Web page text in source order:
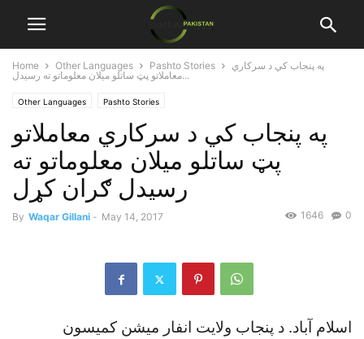
Home Other Languages Pashto Stories
په پنجاب کي د سرکاري
معاملاتو پټ ساتلو ميلان معلوماتو ته رسيدل...
Other Languages Pashto Stories
په پنجاب کي د سرکاري معاملاتو
پټ ساتلو ميلان معلوماتو ته
رسيدل ګران کړل
By Waqar Gillani - May 14, 2017 0
1646
اسلام آباد. د پنجاب ولايت انفار ميشن کميسون